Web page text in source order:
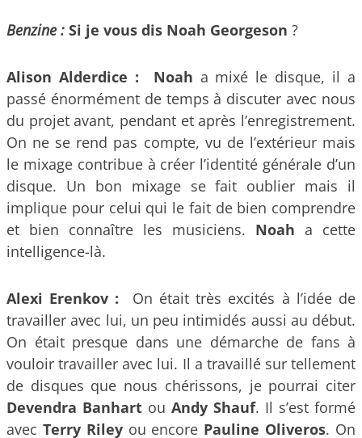
Benzine : Si je vous dis Noah Georgeson ?
Alison Alderdice : Noah a mixé le disque, il a
passé énormément de temps à discuter avec nous
du projet avant, pendant et après l’enregistrement.
On ne se rend pas compte, vu de l’extérieur mais
le mixage contribue à créer l’identité générale d’un
disque. Un bon mixage se fait oublier mais il
implique pour celui qui le fait de bien comprendre
et bien connaître les musiciens. Noah a cette
intelligence-là.
Alexi Erenkov :
On était très excités à l’idée de
travailler avec lui, un peu intimidés aussi au début.
On était presque dans une démarche de fans à
vouloir travailler avec lui. Il a travaillé sur tellement
de disques que nous chérissons, je pourrai citer
Devendra Banhart ou Andy Shauf. Il s’est formé
avec Terry Rileyou encore Pauline Oliveros. On